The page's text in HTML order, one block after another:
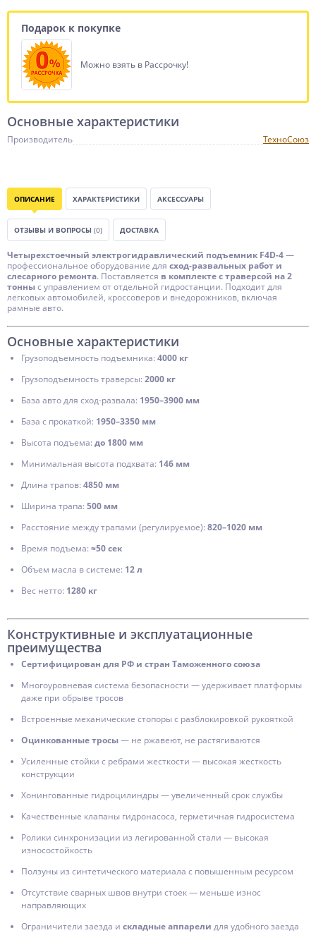
Подарок к покупке
Можно взять в Рассрочку!
Основные характеристики
Производитель ТехноСоюз
ОПИСАНИЕ ХАРАКТЕРИСТИКИ АКСЕССУАРЫ
ОТЗЫВЫ И ВОПРОСЫ (0) ДОСТАВКА
Четырехстоечный электрогидравлический подъемник F4D-4—
профессиональное оборудование для сход-развальных работ и
слесарного ремонта. Поставляется в комплекте с траверсой на 2
тонныс управлением от отдельной гидростанции. Подходит для
легковых автомобилей, кроссоверов и внедорожников, включая
рамные авто.
Основные характеристики
Грузоподъемность подъемника: 4000 кг
Грузоподъемность траверсы: 2000 кг
База авто для сход-развала: 1950–3900 мм
База с прокаткой: 1950–3350 мм
Высота подъема: до 1800 мм
Минимальная высота подхвата: 146 мм
Длина трапов: 4850 мм
Ширина трапа: 500 мм
Расстояние между трапами (регулируемое): 820–1020 мм
Время подъема: ≈50 сек
Объем масла в системе: 12 л
Вес нетто: 1280 кг
Конструктивные и эксплуатационные
преимущества
Сертифицирован для РФ и стран Таможенного союза
Многоуровневая система безопасности — удерживает платформы
даже при обрыве тросов
Встроенные механические стопоры с разблокировкой рукояткой
Оцинкованные тросы— не ржавеют, не растягиваются
Усиленные стойки с ребрами жесткости — высокая жесткость
конструкции
Хонингованные гидроцилиндры — увеличенный срок службы
Качественные клапаны гидронасоса, герметичная гидросистема
Ролики синхронизации из легированной стали — высокая
износостойкость
Ползуны из синтетического материала с повышенным ресурсом
Отсутствие сварных швов внутри стоек — меньше износ
направляющих
Ограничители заезда и складные аппарели для удобного заезда